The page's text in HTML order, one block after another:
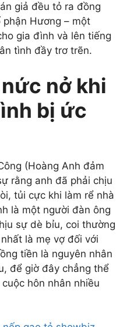
giả đều tỏ ra đồng
Hương – một
gia đình và lên tiếng
tình đầy trơ trẽn.
nở khi
bị ức
(Hoàng Anh đảm
rằng anh đã phải chịu
tủi cực khi làm rể nhà
là một người đàn ông
sự dè bỉu, coi thường
là mẹ vợ đối với
tiền là nguyên nhân
để giờ đây chẳng thể
hôn nhân nhiều